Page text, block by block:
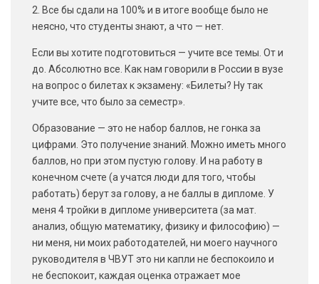
2. Все бы сдали на 100% и в итоге вообще было не
неясно, что студенты знают, а что — нет.
Если вы хотите подготовиться — учите все темы. От и
до. Абсолютно все. Как нам говорили в России в вузе
на вопрос о билетах к экзамену: «Билеты? Ну так
учите все, что было за семестр».
Образование — это не набор баллов, не гонка за
цифрами. Это получение знаний. Можно иметь много
баллов, но при этом пустую голову. И на работу в
конечном счете (а учатся люди для того, чтобы
работать) берут за голову, а не баллы в дипломе. У
меня 4 тройки в дипломе университета (за мат.
анализ, общую математику, физику и философию) —
ни меня, ни моих работодателей, ни моего научного
руководителя в ЧВУТ это ни капли не беспокоило и
не беспокоит, каждая оценка отражает мое